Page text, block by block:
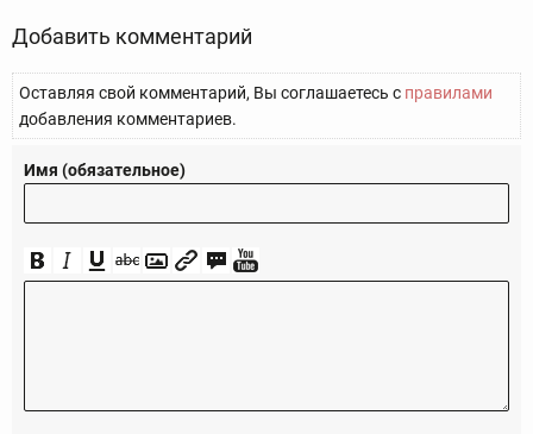
Добавить комментарий
Оставляя свой комментарий, Вы соглашаетесь с правилами
добавления комментариев.
Имя (обязательное)